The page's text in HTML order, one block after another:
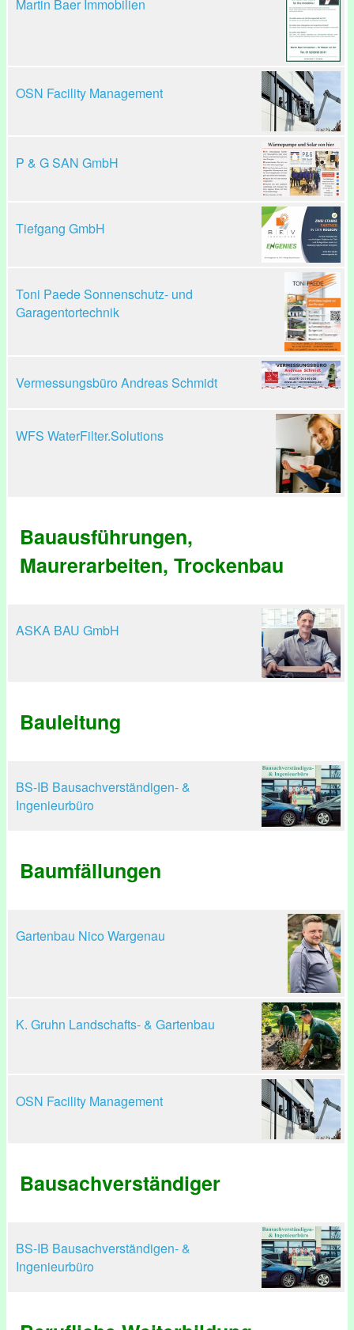
Martin Baer Immobilien
OSN Facility Management
P & G SAN GmbH
Tiefgang GmbH
Toni Paede Sonnenschutz- und
Garagentortechnik
Vermessungsbüro Andreas Schmidt
WFS WaterFilter.Solutions
Bauausführungen,
Maurerarbeiten, Trockenbau
ASKA BAU GmbH
Bauleitung
BS-IB Bausachverständigen- &
Ingenieurbüro
Baumfällungen
Gartenbau Nico Wargenau
K. Gruhn Landschafts- & Gartenbau
OSN Facility Management
Bausachverständiger
BS-IB Bausachverständigen- &
Ingenieurbüro